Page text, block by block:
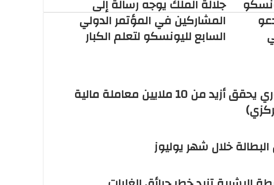
جلالة الملك يوجه رسالة إلى
المشاركين في المؤتمر الدولي
السابع لليونسكو لتعلم الكبار
رواندا.. نظام جديد للأداء الفوري يحقق أزيد من 10 ملايين معاملة مالية
خلال شهر يوليوز